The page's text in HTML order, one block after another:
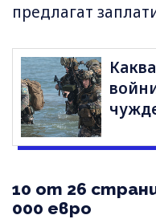
предлагат
10 от 26
000 евро